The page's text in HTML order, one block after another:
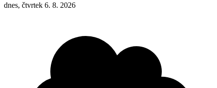
dnes, čtvrtek 6. 8. 2026